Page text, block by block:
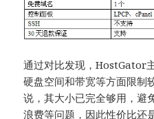
通过对比发现，HostGator
硬盘空间和带宽等方面限制
说，其大小已完全够用，避
浪费等问题，因此性价比还